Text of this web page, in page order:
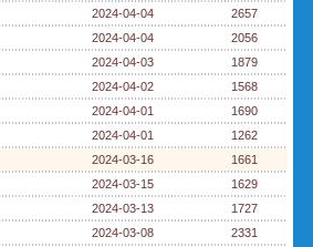
2024-04-04
2657
2024-04-04
2056
2024-04-03
1879
2024-04-02
1568
2024-04-01
1690
2024-04-01
1262
2024-03-16
1661
2024-03-15
1629
2024-03-13
1727
2024-03-08
2331